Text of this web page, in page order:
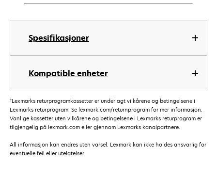
Spesifikasjoner
Kompatible enheter
†Lexmarks returprogramkassetter er underlagt vilkårene og betingelsene i
Lexmarks returprogram. Se lexmark.com/returnprogram for mer informasjon.
Vanlige kassetter uten vilkårene og betingelsene i Lexmarks returprogram er
tilgjengelig på lexmark.com eller gjennom Lexmarks kanalpartnere.
All informasjon kan endres uten varsel. Lexmark kan ikke holdes ansvarlig for
eventuelle feil eller utelatelser.